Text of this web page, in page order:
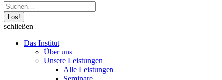
schließen
Das Institut
Über uns
Unsere Leistungen
Alle Leistungen
Seminare